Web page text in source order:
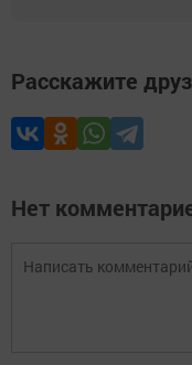
Расскажите
Нет